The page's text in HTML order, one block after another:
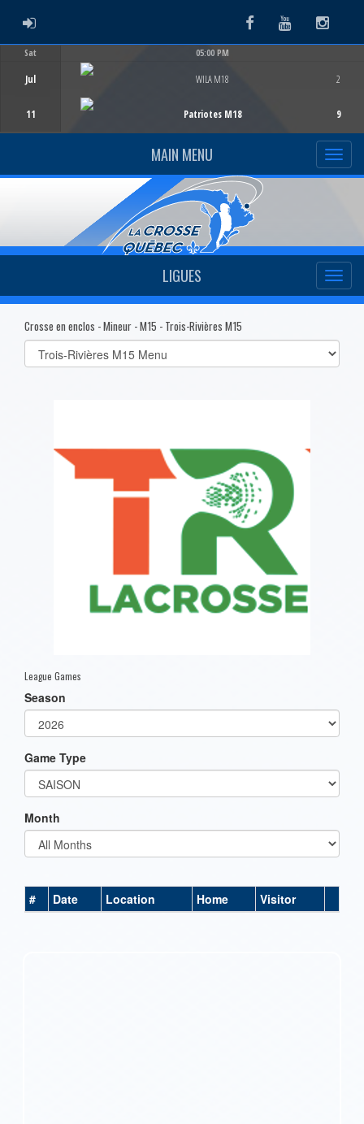
ADMIN LOGIN FacebookYoutube
Sat
Jul
11
05:00 PM
WILA M18
Patriotes M18
2
9
MAIN MENU
LIGUES
Crosse en enclos - Mineur - M15 - Trois-Rivières M15
Select
list(select
League Games
Season
Game Type
Month
# Date Location Home Visitor